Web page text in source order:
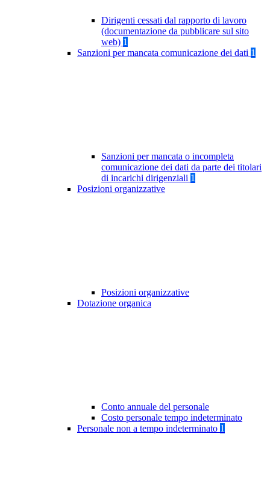
Dirigenti cessati dal rapporto di lavoro
(documentazione da pubblicare sul sito
web) 1
Sanzioni per mancata comunicazione dei dati 1
Sanzioni per mancata o incompleta
comunicazione dei dati da parte dei titolari
di incarichi dirigenziali 1
Posizioni organizzative
Posizioni organizzative
Dotazione organica
Conto annuale del personale
Costo personale tempo indeterminato
Personale non a tempo indeterminato 1